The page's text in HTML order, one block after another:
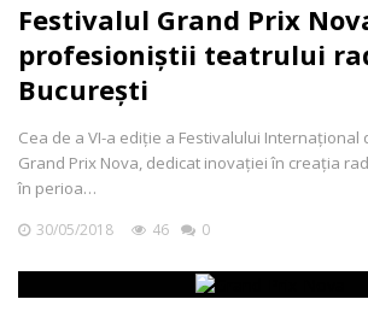
Festivalul Grand Prix
profesioniștii teatrului
București
Cea de a VI-a ediţie a Festivalului Internaţional
Grand Prix Nova, dedicat inovaţiei în creaţia
în perioa…
30/05/2018 46 0